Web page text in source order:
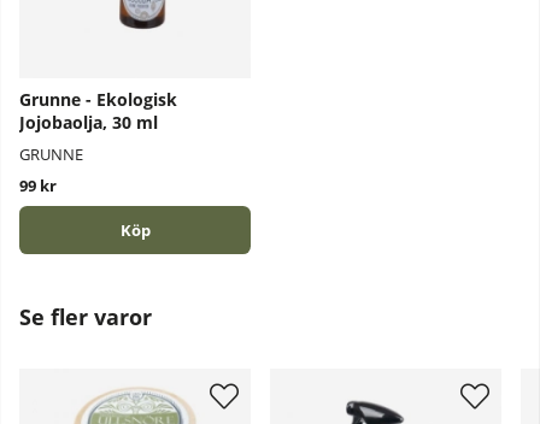
Grunne - Ekologisk
Jojobaolja, 30 ml
GRUNNE
99 kr
Köp
Se fler varor